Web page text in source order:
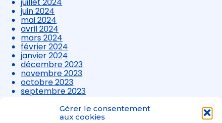
Gérer le consentement
aux cookies
juin 2024
mai 2024
avril 2024
mars 2024
février 2024
janvier 2024
décembre 2023
novembre 2023
octobre 2023
septembre 2023
août 2023
juillet 2023